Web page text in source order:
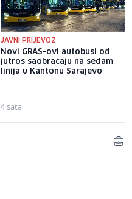
JAVNI PRIJEVOZ
Novi GRAS-ovi autobusi od
jutros saobraćaju na sedam
linija u Kantonu Sarajevo
4 sata